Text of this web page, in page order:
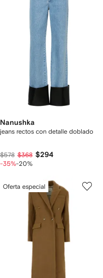
Nanushka
jeans rectos con detalle doblado
$578 $368 $294
-35%-20%
Oferta especial